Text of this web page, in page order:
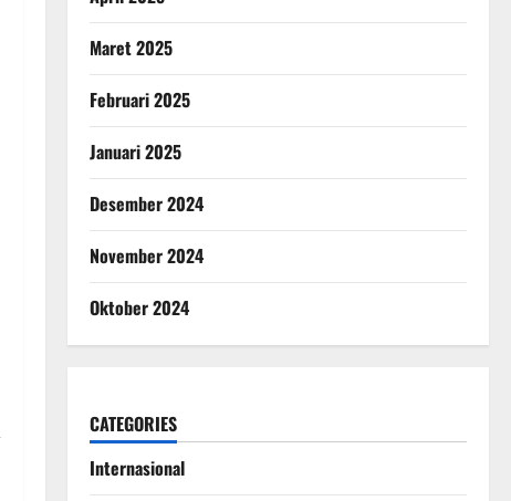
Maret 2025
Februari 2025
Januari 2025
Desember 2024
November 2024
Oktober 2024
CATEGORIES
Internasional